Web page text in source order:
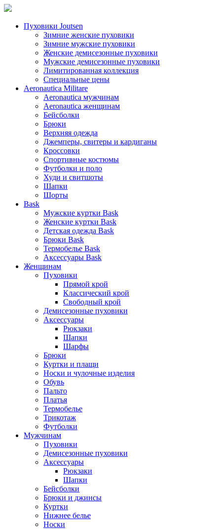
Пуховики Joutsen
Зимние женские пуховики
Зимние мужские пуховики
Женские демисезонные пуховики
Мужские демисезонные пуховики
Лимитированная коллекция
Специальные цены
Aeronautica Militare
Aeronautica мужчинам
Aeronautica женщинам
Бейсболки
Брюки
Верхняя одежда
Джемперы, свитеры и кардиганы
Кроссовки
Спортивные костюмы
Футболки и поло
Худи и свитшоты
Шапки
Шорты
Bask
Мужские куртки Bask
Женские куртки Bask
Детская одежда Bask
Брюки Bask
Термобелье Bask
Аксессуары Bask
Женщинам
Пуховики
Прямой крой
Классический крой
Свободный крой
Демисезонные пуховики
Аксессуары
Рюкзаки
Шапки
Шарфы
Брюки
Куртки и плащи
Носки и чулочные изделия
Обувь
Пальто
Платья
Термобелье
Трикотаж
Футболки
Мужчинам
Пуховики
Демисезонные пуховики
Аксессуары
Рюкзаки
Шапки
Бейсболки
Брюки и джинсы
Куртки
Нижнее белье
Носки